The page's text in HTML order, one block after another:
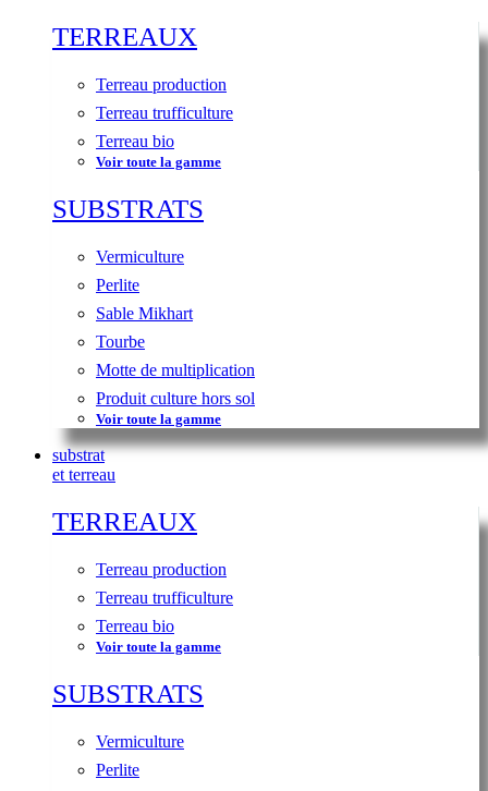
TERREAUX
Terreau production
Terreau trufficulture
Terreau bio
Voir toute la gamme
SUBSTRATS
Vermiculture
Perlite
Sable Mikhart
Tourbe
Motte de multiplication
Produit culture hors sol
Voir toute la gamme
substrat
et terreau
TERREAUX
Terreau production
Terreau trufficulture
Terreau bio
Voir toute la gamme
SUBSTRATS
Vermiculture
Perlite